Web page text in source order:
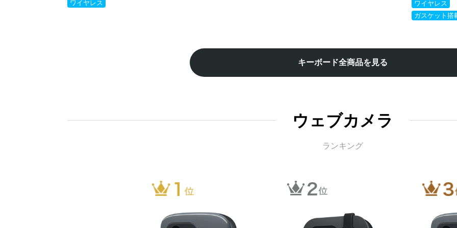
ワイヤレス
ワイヤレス
ガスケット搭
キーボード全商品を見る
ウェブカメラ
ランキング